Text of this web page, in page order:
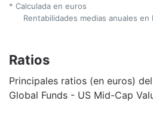
* Calculada en euros
Rentabilidades medias anuales
Ratios
Principales ratios (en euros)
Global Funds - US Mid-Cap